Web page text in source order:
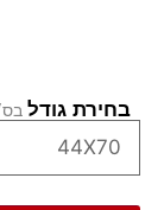
בחירת גודל